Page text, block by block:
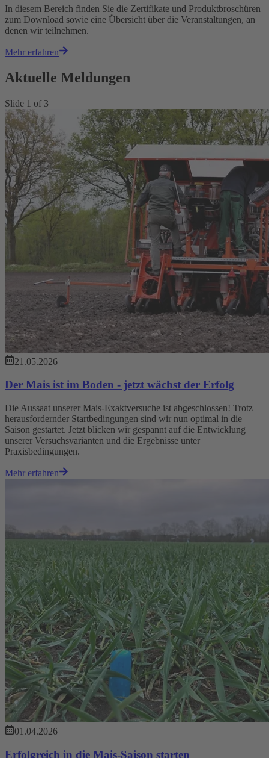
In diesem Bereich finden Sie die Zertifikate und Produktbroschüren
zum Download sowie eine Übersicht über die Veranstaltungen, an
denen wir teilnehmen.
Mehr erfahren
Aktuelle Meldungen
Slide 1 of 3
21.05.2026
Der Mais ist im Boden - jetzt wächst der Erfolg
Die Aussaat unserer Mais-Exaktversuche ist abgeschlossen! Trotz
herausfordernder Startbedingungen sind wir nun optimal in die
Saison gestartet. Jetzt blicken wir gespannt auf die Entwicklung
unserer Versuchsvarianten und die Ergebnisse unter
Praxisbedingungen.
Mehr erfahren
01.04.2026
Erfolgreich in die Mais-Saison starten